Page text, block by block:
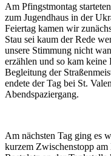
Am Pfingstmontag
zum Jugendhaus in der
Feiertag kamen wir
Stau sei kaum der Rede
unsere Stimmung nicht
erzählen und so kam
Begleitung der
endete der Tag bei St.
Abendspaziergang.
Am nächsten Tag ging es
kurzem Zwischenstopp